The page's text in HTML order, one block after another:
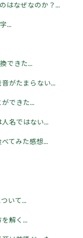
はなぜなのか？...
...
できた...
がたまらない...
できた...
名ではない...
てみた感想...
いて...
解く...